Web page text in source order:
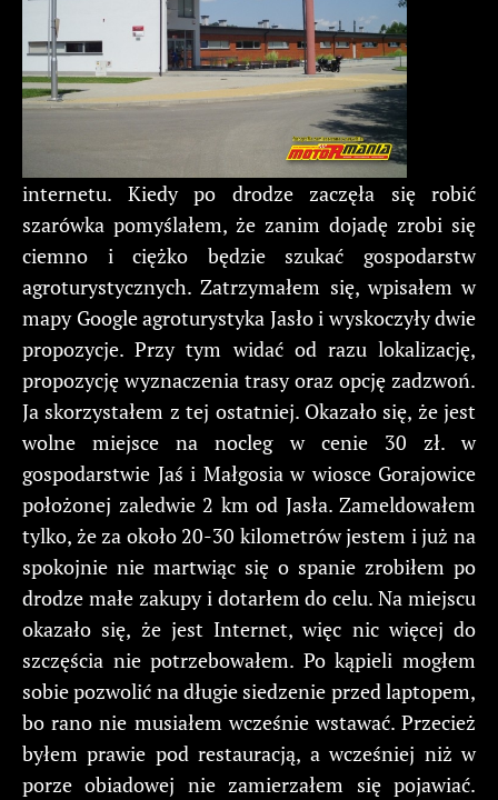
internetu. Kiedy po drodze zaczęła się robić
szarówka pomyślałem, że zanim dojadę zrobi się
ciemno i ciężko będzie szukać gospodarstw
agroturystycznych. Zatrzymałem się, wpisałem w
mapy Google agroturystyka Jasło i wyskoczyły dwie
propozycje. Przy tym widać od razu lokalizację,
propozycję wyznaczenia trasy oraz opcję zadzwoń.
Ja skorzystałem z tej ostatniej. Okazało się, że jest
wolne miejsce na nocleg w cenie 30 zł. w
gospodarstwie Jaś i Małgosia w wiosce Gorajowice
położonej zaledwie 2 km od Jasła. Zameldowałem
tylko, że za około 20-30 kilometrów jestem i już na
spokojnie nie martwiąc się o spanie zrobiłem po
drodze małe zakupy i dotarłem do celu. Na miejscu
okazało się, że jest Internet, więc nic więcej do
szczęścia nie potrzebowałem. Po kąpieli mogłem
sobie pozwolić na długie siedzenie przed laptopem,
bo rano nie musiałem wcześnie wstawać. Przecież
byłem prawie pod restauracją, a wcześniej niż w
porze obiadowej nie zamierzałem się pojawiać.